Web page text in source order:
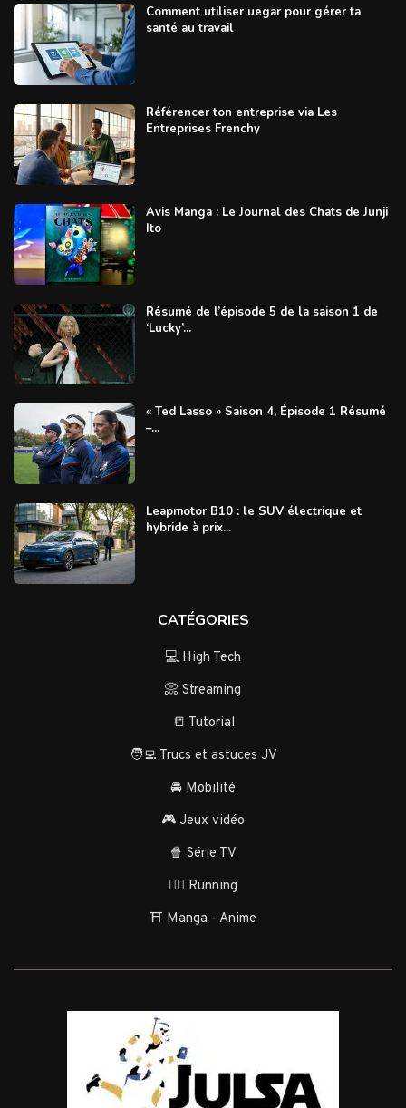
Comment utiliser uegar pour gérer ta
santé au travail
Référencer ton entreprise via Les
Entreprises Frenchy
Avis Manga : Le Journal des Chats de Junji
Ito
Résumé de l’épisode 5 de la saison 1 de
‘Lucky’...
« Ted Lasso » Saison 4, Épisode 1 Résumé
–...
Leapmotor B10 : le SUV électrique et
hybride à prix...
CATÉGORIES
💻 High Tech
📀 Streaming
📒 Tutorial
🧑‍💻 Trucs et astuces JV
🚘 Mobilité
🎮 Jeux vidéo
🍿 Série TV
🏃‍♂️ Running
⛩️ Manga - Anime